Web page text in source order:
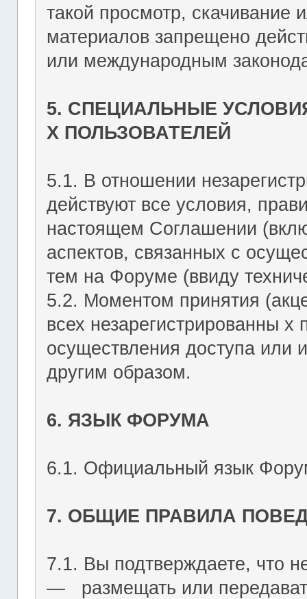
такой просмотр, скачивание
материалов запрещено
или международным
5. СПЕЦИАЛЬНЫЕ
Х ПОЛЬЗОВАТЕЛЕЙ
5.1. В отношении
действуют все условия,
настоящем Соглашении
аспектов, связанных с
тем на Форуме (ввиду
5.2. Моментом принятия
всех незарегистрированны х
осуществления доступа
другим образом.
6. ЯЗЫК ФОРУМА
6.1. Официальный язык
7. ОБЩИЕ ПРАВИЛА
7.1. Вы подтверждаете, что
― размещать или